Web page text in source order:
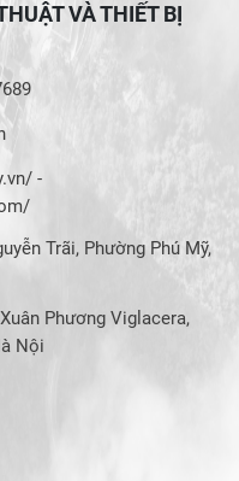
VÀ THIẾT BỊ
-
Trãi, Phường Phú Mỹ,
Phương Viglacera,
Nội